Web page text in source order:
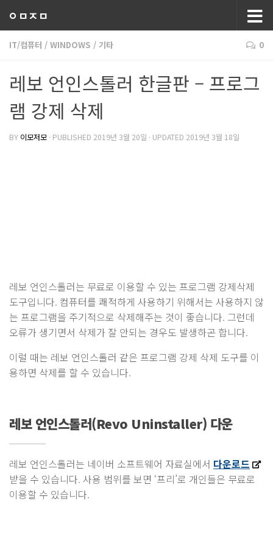
ㅇㅁㅈㅁ
IT/컴퓨터 / WINDOWS / 기타 0
레보 언인스톨러 한글판 – 프로그
램 강제 삭제
BY 이모저모 · PUBLISHED 2019년 3월 20일 · UPDATED 2019년 3월 18일
레보 언인스톨러는 무료로 이용할 수 있는 프로그램 강제삭제
도구입니다. 컴퓨터를 쾌적하게 사용하기 위해서는 사용하지 않
는 프로그램을 주기적으로 삭제해주는 것이 좋습니다. 그런데
오류가 생기면서 삭제가 잘 안되는 경우도 발생하곤 합니다.
이럴 때는 레보 언인스톨러 같은 프로그램 강제 삭제 도구를 이
용하면 삭제를 할 수 있습니다.
레보 언인스톨러(Revo Uninstaller) 다운
레보 언인스톨러는 네이버 소프트웨어 자료실에서 다운로드
받을 수 있습니다. 사용 범위를 보면 ‘프리’로 개인들은 무료로
이용할 수 있습니다.